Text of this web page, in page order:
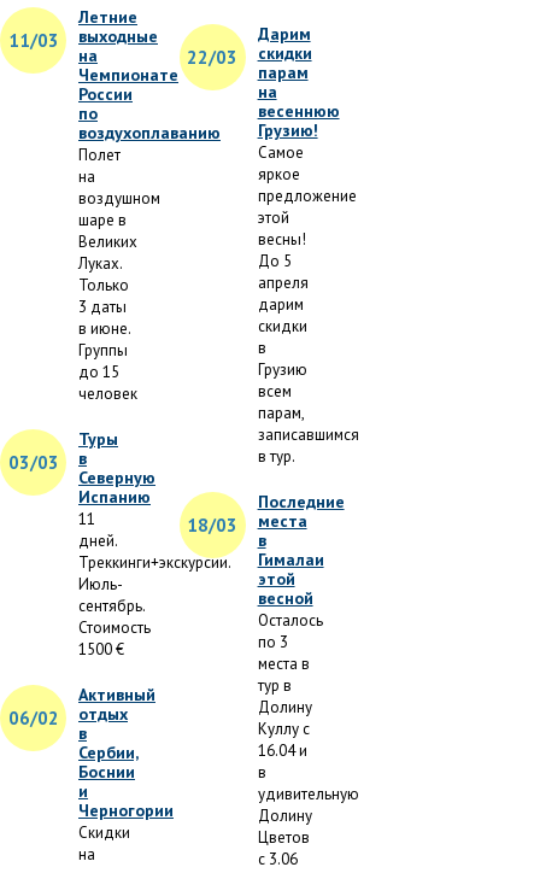
11/03
Летние
выходные
на
Чемпионате
России
по
воздухоплаванию
Полет
на
воздушном
шаре в
Великих
Луках.
Только
3 даты
в июне.
Группы
до 15
человек
03/03
Туры
в
Северную
Испанию
11
дней.
Треккинги+экскурсии.
Июль-
сентябрь.
Стоимость
1500 €
06/02
Активный
отдых
в
Сербии,
Боснии
и
Черногории
Скидки
на
22/03
Дарим
скидки
парам
на
весеннюю
Грузию!
Самое
яркое
предложение
этой
весны!
До 5
апреля
дарим
скидки
в
Грузию
всем
парам,
записавшимся
в тур.
18/03
Последние
места
в
Гималаи
этой
весной
Осталось
по 3
места в
тур в
Долину
Куллу с
16.04 и
в
удивительную
Долину
Цветов
с 3.06